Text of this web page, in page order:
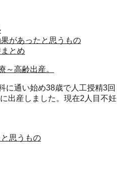
があったと思うもの
とめ
～高齢出産。
に通い始め38歳で人工授精3回
出産しました。現在2人目不妊
思うもの